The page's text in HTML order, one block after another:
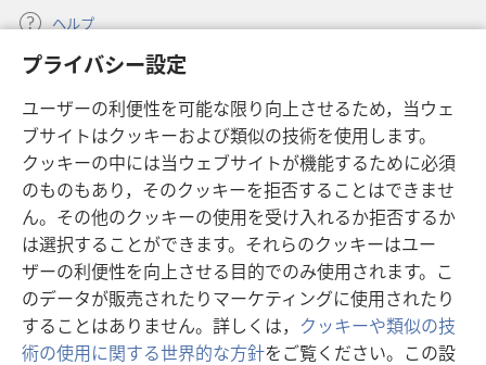
プライバシー設定
ユーザーの利便性を可能な限り向上させるため，当ウェ
ブサイトはクッキーおよび類似の技術を使用します。
クッキーの中には当ウェブサイトが機能するために必須
のものもあり，そのクッキーを拒否することはできませ
ん。その他のクッキーの使用を受け入れるか拒否するか
は選択することができます。それらのクッキーはユー
ザーの利便性を向上させる目的でのみ使用されます。こ
のデータが販売されたりマーケティングに使用されたり
することはありません。詳しくは， クッキーや類似の技
術の使用に関する世界的な方針をご覧ください。この設
な
な
ヘルプ
寄付
し
い
タ
ブ
で
開
く）
ものみの塔 オンライン・ライブラリー
（新
し
い
タ
ブ
で
開
く）
JW Hub ®
（新
し
い
タ
ブ
で
開
く）
JW Library ®
Watchtower Library®